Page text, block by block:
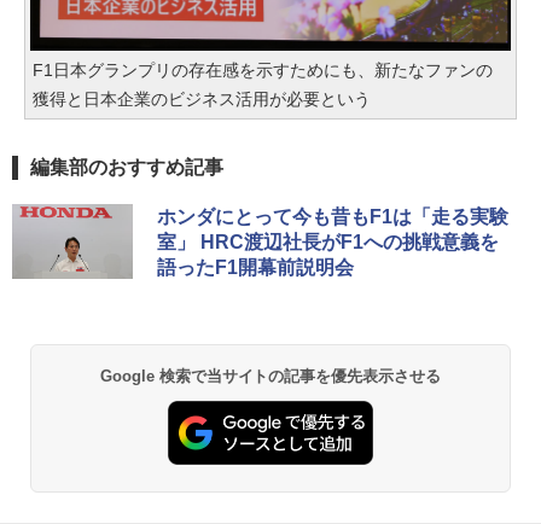
F1日本グランプリの存在感を示すためにも、新たなファンの
獲得と日本企業のビジネス活用が必要という
編集部のおすすめ記事
ホンダにとって今も昔もF1は「走る実験
室」 HRC渡辺社長がF1への挑戦意義を
語ったF1開幕前説明会
Google 検索で当サイトの記事を優先表示させる